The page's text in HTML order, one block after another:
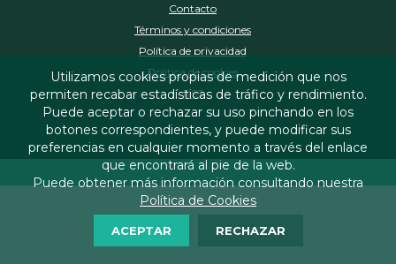
Contacto
Términos y condiciones
Política de privacidad
Política de cookies
RSS
Utilizamos cookies propias de medición que nos
permiten recabar estadísticas de tráfico y rendimiento.
Puede aceptar o rechazar su uso pinchando en los
botones correspondientes, y puede modificar sus
preferencias en cualquier momento a través del enlace
que encontrará al pie de la web.
Puede obtener más información consultando nuestra
Política de Cookies
ACEPTAR RECHAZAR